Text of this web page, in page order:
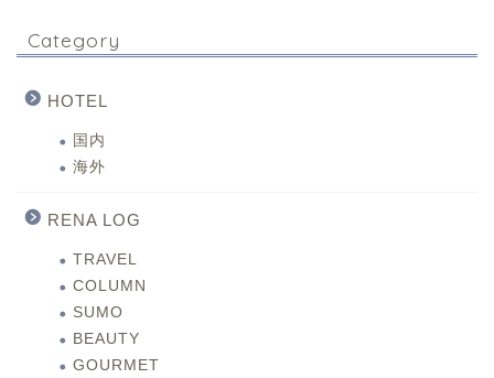
Category
HOTEL
国内
海外
RENA LOG
TRAVEL
COLUMN
SUMO
BEAUTY
GOURMET